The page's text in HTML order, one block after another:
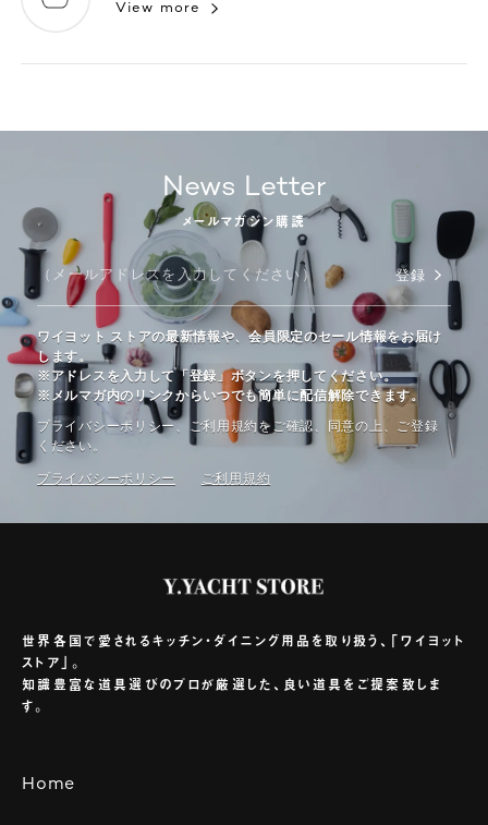
View more
News Letter
メールマガジン購読
登録
ワイヨット ストアの最新情報や、会員限定のセール情報をお届け
します。
※アドレスを入力して「登録」ボタンを押してください。
※メルマガ内のリンクからいつでも簡単に配信解除できます。
プライバシーポリシー、ご利⽤規約をご確認、同意の上、ご登録
ください。
プライバシーポリシー ご利⽤規約
世界各国で愛されるキッチン・ダイニング用品を取り扱う、「ワイヨット
ストア」。
知識豊富な道具選びのプロが厳選した、良い道具をご提案致しま
す。
Home